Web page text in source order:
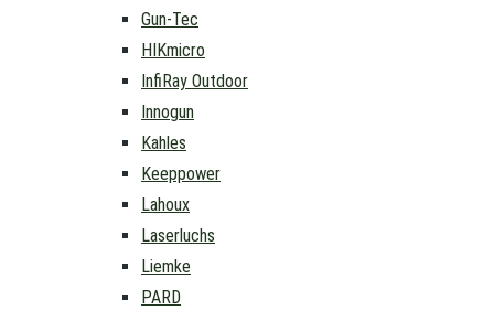
Gun-Tec
HIKmicro
InfiRay Outdoor
Innogun
Kahles
Keeppower
Lahoux
Laserluchs
Liemke
PARD